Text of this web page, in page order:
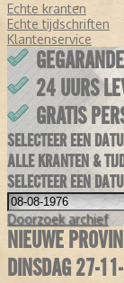
Echte kranten
Echte tijdschriften
Klantenservice
24 UURS
GRATIS
SELECTEER EEN
ALLE KRANTEN &
SELECTEER EEN
Doorzoek archief
NIEUWE
DINSDAG 27-